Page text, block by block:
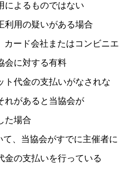
によるものではない
疑いがある場合
ド会社またはコンビニエ
会に対する有料
支払いがなされな
れがあると当協会が
合
、当協会がすでに主催者に
金の支払いを行っている